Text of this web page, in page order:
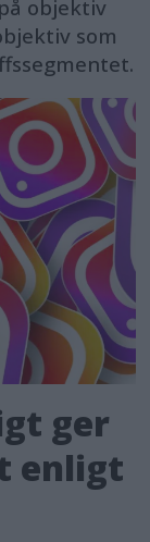
objektiv
som
ger
enligt